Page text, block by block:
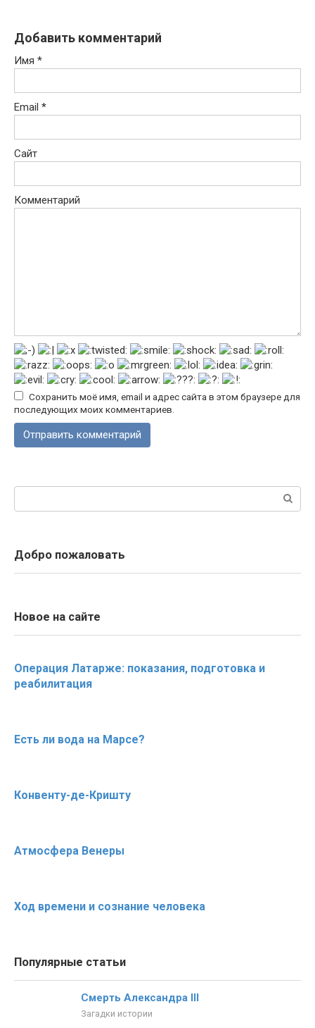
Добавить комментарий
Имя *
Email *
Сайт
Комментарий
Сохранить моё имя, email и адрес сайта в этом браузере для
последующих моих комментариев.
Поиск:
Добро пожаловать
Новое на сайте
Операция Латарже: показания, подготовка и
реабилитация
Есть ли вода на Марсе?
Конвенту-де-Кришту
Атмосфера Венеры
Ход времени и сознание человека
Популярные статьи
Смерть Александра III
Загадки истории